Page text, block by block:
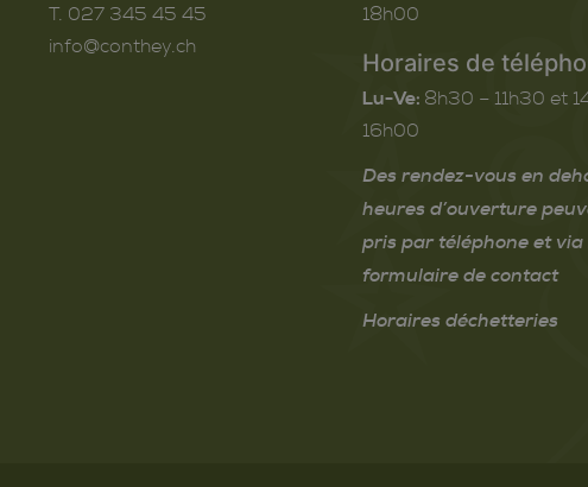
T. 027 345 45 45
info@conthey.ch
18h00
Horaires de
Lu-Ve: 8h30 – 11h30 et
16h00
Des rendez-vous en
heures d’ouverture
pris par téléphone et via
formulaire de contact
Horaires déchetteries